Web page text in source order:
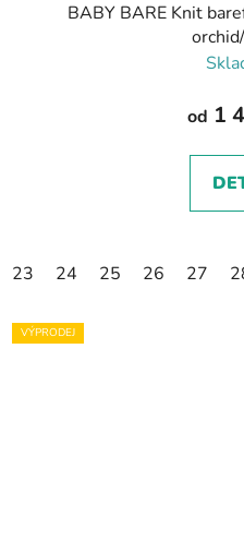
BABY BARE Knit
od 1
23 24 25 26 27
VÝPRODEJ